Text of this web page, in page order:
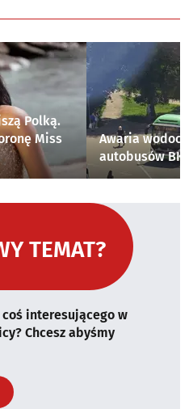
Polką.
Miss
Awaria
autobusów
TEMAT?
coś interesującego w
Chcesz abyśmy